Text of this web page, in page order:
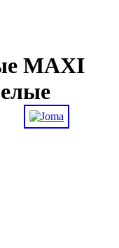
MAXI